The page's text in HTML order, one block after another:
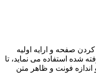
صفحه و ارایه اولیه
استفاده می نماید، تا
اندازه فونت و ظاهر متن